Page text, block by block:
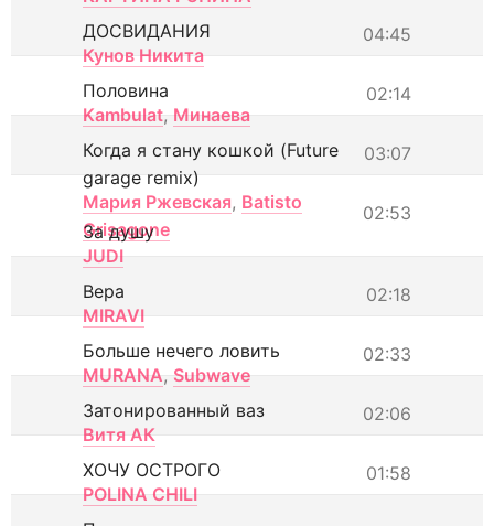
04:45
ДОСВИДАНИЯ
Кунов Никита
02:14
Половина
Kambulat, Минаева
03:07
Когда я стану кошкой (Future
garage remix)
Мария Ржевская, Batisto
Grisagone
02:53
За душу
JUDI
02:18
Вера
MIRAVI
02:33
Больше нечего ловить
MURANA, Subwave
02:06
Затонированный ваз
Витя АК
01:58
ХОЧУ ОСТРОГО
POLINA CHILI